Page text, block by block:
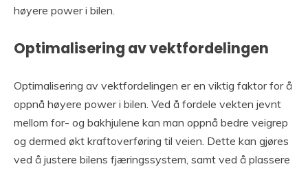
høyere power i bilen.
Optimalisering av vektfordelingen
Optimalisering av vektfordelingen er en viktig faktor for å
oppnå høyere power i bilen. Ved å fordele vekten jevnt
mellom for- og bakhjulene kan man oppnå bedre veigrep
og dermed økt kraftoverføring til veien. Dette kan gjøres
ved å justere bilens fjæringssystem, samt ved å plassere